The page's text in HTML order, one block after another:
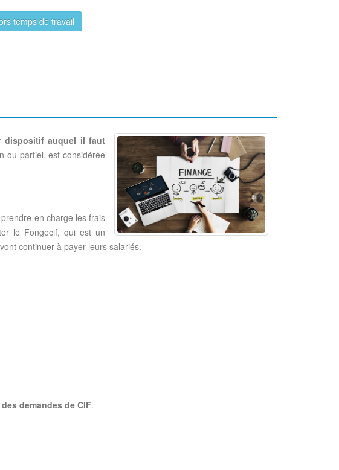
temps de travail
dispositif auquel il faut
ou partiel, est considérée
en charge les frais
le Fongecif, qui est un
continuer à payer leurs salariés.
demandes de CIF.